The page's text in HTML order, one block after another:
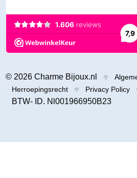
© 2026 Charme Bijoux.nl
Herroepingsrecht
Privacy Policy
BTW- ID. Nl001966950B23